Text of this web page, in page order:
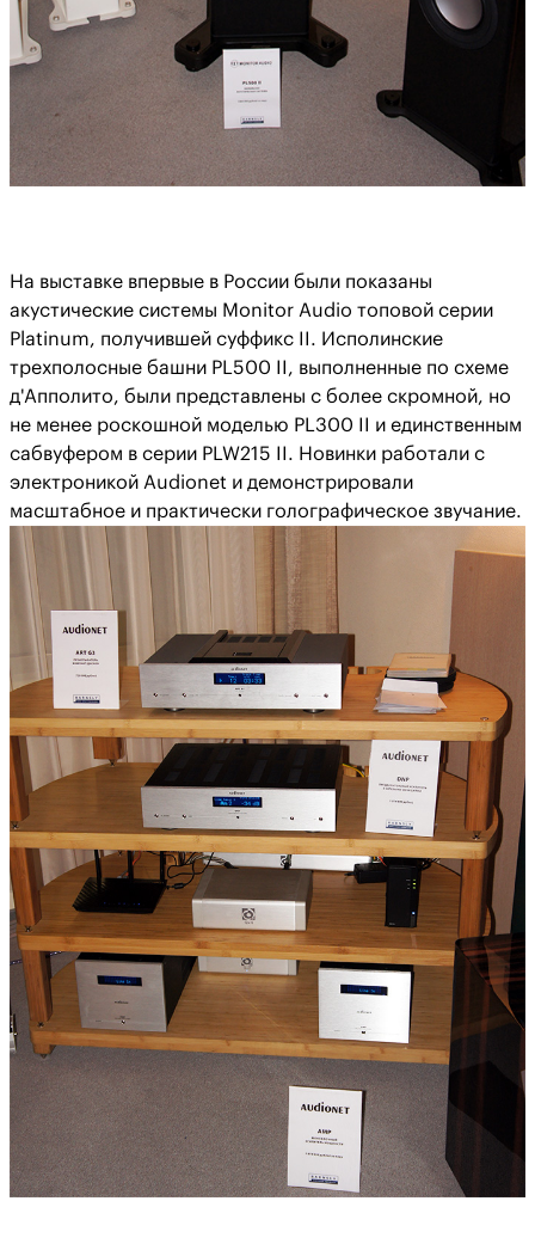
На выставке впервые в России были показаны
акустические системы Monitor Audio топовой серии
Platinum, получившей суффикс II. Исполинские
трехполосные башни PL500 II, выполненные по схеме
д'Апполито, были представлены с более скромной, но
не менее роскошной моделью PL300 II и единственным
сабвуфером в серии PLW215 II. Новинки работали с
электроникой Audionet и демонстрировали
масштабное и практически голографическое звучание.